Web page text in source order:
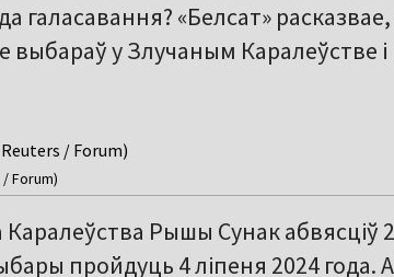
галасавання? «Белсат»
у Злучаным Каралеўстве і
Forum)
Каралеўства Рышы Сунак абвясціў
пройдуць 4 ліпеня 2024 года.